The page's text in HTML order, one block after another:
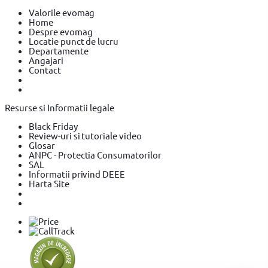
Valorile evomag
Home
Despre evomag
Locatie punct de lucru
Departamente
Angajari
Contact
Resurse si Informatii legale
Black Friday
Review-uri si tutoriale video
Glosar
ANPC - Protectia Consumatorilor
SAL
Informatii privind DEEE
Harta Site